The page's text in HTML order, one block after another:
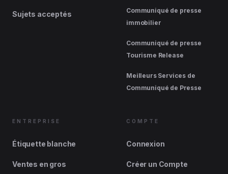
Sujets acceptés
Communiqué de presse
immobilier
Communiqué de presse
Tourisme Release
Meilleurs Services de
Communiqué de Presse
ENTREPRISE
Étiquette blanche
Ventes en gros
COMPTE
Connexion
Créer un Compte